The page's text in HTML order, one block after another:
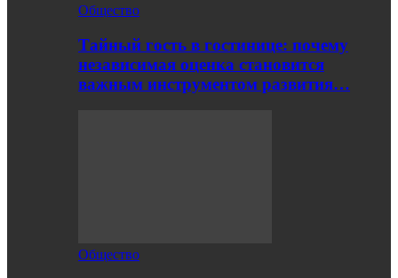
Общество
Тайный гость в гостинице: почему
независимая оценка становится
важным инструментом развития…
Общество